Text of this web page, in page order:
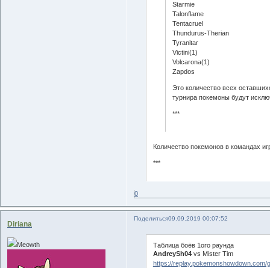
Starmie
Talonflame
Tentacruel
Thundurus-Therian
Tyranitar
Victini(1)
Volcarona(1)
Zapdos
Это количество всех
турнира покемоны будут
***
Количество покемонов в командах
***
0
Поделиться09.09.2019 00:07:52
Diriana
Meowth
Таблица боёв 1ого раунда
AndreySh04vs Mister Tim
https://replay.pokemonshowdown.com/